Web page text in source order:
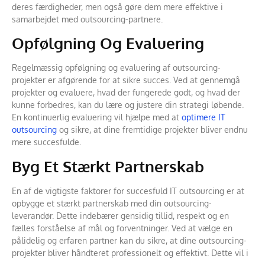
deres færdigheder, men også gøre dem mere effektive i
samarbejdet med outsourcing-partnere.
Opfølgning Og Evaluering
Regelmæssig opfølgning og evaluering af outsourcing-
projekter er afgørende for at sikre succes. Ved at gennemgå
projekter og evaluere, hvad der fungerede godt, og hvad der
kunne forbedres, kan du lære og justere din strategi løbende.
En kontinuerlig evaluering vil hjælpe med at optimere IT
outsourcing og sikre, at dine fremtidige projekter bliver endnu
mere succesfulde.
Byg Et Stærkt Partnerskab
En af de vigtigste faktorer for succesfuld IT outsourcing er at
opbygge et stærkt partnerskab med din outsourcing-
leverandør. Dette indebærer gensidig tillid, respekt og en
fælles forståelse af mål og forventninger. Ved at vælge en
pålidelig og erfaren partner kan du sikre, at dine outsourcing-
projekter bliver håndteret professionelt og effektivt. Dette vil i